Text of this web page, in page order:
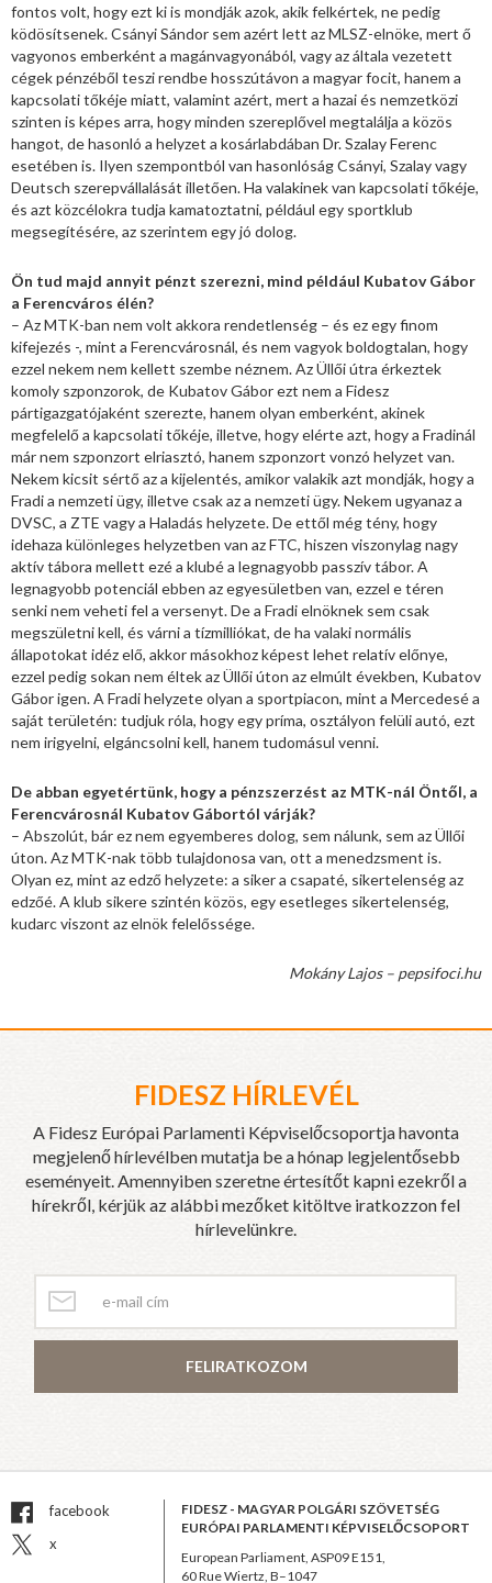
fontos volt, hogy ezt ki is mondják azok, akik felkértek, ne pedig
ködösítsenek. Csányi Sándor sem azért lett az MLSZ-elnöke, mert ő
vagyonos emberként a magánvagyonából, vagy az általa vezetett
cégek pénzéből teszi rendbe hosszútávon a magyar focit, hanem a
kapcsolati tőkéje miatt, valamint azért, mert a hazai és nemzetközi
szinten is képes arra, hogy minden szereplővel megtalálja a közös
hangot, de hasonló a helyzet a kosárlabdában Dr. Szalay Ferenc
esetében is. Ilyen szempontból van hasonlóság Csányi, Szalay vagy
Deutsch szerepvállalását illetően. Ha valakinek van kapcsolati tőkéje,
és azt közcélokra tudja kamatoztatni, például egy sportklub
megsegítésére, az szerintem egy jó dolog.
Ön tud majd annyit pénzt szerezni, mind például Kubatov Gábor
a Ferencváros élén?
– Az MTK-ban nem volt akkora rendetlenség – és ez egy finom
kifejezés -, mint a Ferencvárosnál, és nem vagyok boldogtalan, hogy
ezzel nekem nem kellett szembe néznem. Az Üllői útra érkeztek
komoly szponzorok, de Kubatov Gábor ezt nem a Fidesz
pártigazgatójaként szerezte, hanem olyan emberként, akinek
megfelelő a kapcsolati tőkéje, illetve, hogy elérte azt, hogy a Fradinál
már nem szponzort elriasztó, hanem szponzort vonzó helyzet van.
Nekem kicsit sértő az a kijelentés, amikor valakik azt mondják, hogy a
Fradi a nemzeti ügy, illetve csak az a nemzeti ügy. Nekem ugyanaz a
DVSC, a ZTE vagy a Haladás helyzete. De ettől még tény, hogy
idehaza különleges helyzetben van az FTC, hiszen viszonylag nagy
aktív tábora mellett ezé a klubé a legnagyobb passzív tábor. A
legnagyobb potenciál ebben az egyesületben van, ezzel e téren
senki nem veheti fel a versenyt. De a Fradi elnöknek sem csak
megszületni kell, és várni a tízmilliókat, de ha valaki normális
állapotokat idéz elő, akkor másokhoz képest lehet relatív előnye,
ezzel pedig sokan nem éltek az Üllői úton az elmúlt években, Kubatov
Gábor igen. A Fradi helyzete olyan a sportpiacon, mint a Mercedesé a
saját területén: tudjuk róla, hogy egy príma, osztályon felüli autó, ezt
nem irigyelni, elgáncsolni kell, hanem tudomásul venni.
De abban egyetértünk, hogy a pénzszerzést az MTK-nál Öntől, a
Ferencvárosnál Kubatov Gábortól várják?
– Abszolút, bár ez nem egyemberes dolog, sem nálunk, sem az Üllői
úton. Az MTK-nak több tulajdonosa van, ott a menedzsment is.
Olyan ez, mint az edző helyzete: a siker a csapaté, sikertelenség az
edzőé. A klub sikere szintén közös, egy esetleges sikertelenség,
kudarc viszont az elnök felelőssége.
Mokány Lajos – pepsifoci.hu
FIDESZ HÍRLEVÉL
A Fidesz Európai Parlamenti Képviselőcsoportja havonta
megjelenő hírlevélben mutatja be a hónap legjelentősebb
eseményeit. Amennyiben szeretne értesítőt kapni ezekről a
hírekről, kérjük az alábbi mezőket kitöltve iratkozzon fel
hírlevelünkre.
FELIRATKOZOM
facebook
x
FIDESZ - MAGYAR POLGÁRI SZÖVETSÉG
EURÓPAI PARLAMENTI KÉPVISELŐCSOPORT
European Parliament, ASP09 E151,
60 Rue Wiertz, B–1047